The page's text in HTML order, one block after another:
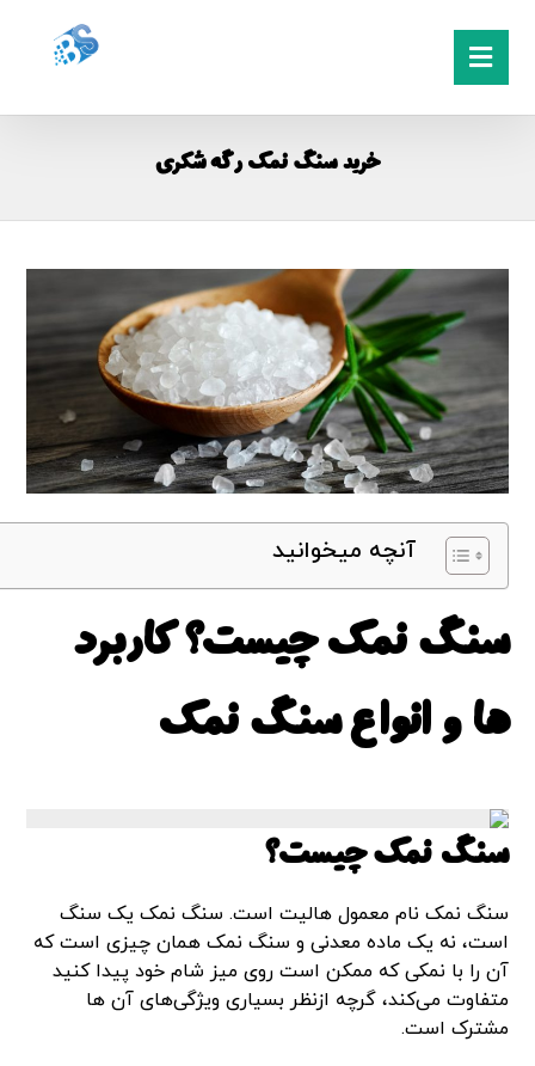
خرید سنگ نمک رگه شکری
آنچه میخوانید
سنگ نمک چیست؟ کاربرد
ها و انواع سنگ نمک
سنگ نمک چیست؟
سنگ نمک نام معمول هالیت است. سنگ نمک یک سنگ
است، نه یک ماده معدنی و سنگ نمک همان چیزی است که
آن را با نمکی که ممکن است روی میز شام خود پیدا کنید
متفاوت می‌کند، گرچه ازنظر بسیاری ویژگی‌های آن ها
مشترک است.